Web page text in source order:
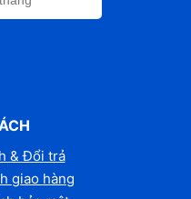
& Đổi trả
giao hàng